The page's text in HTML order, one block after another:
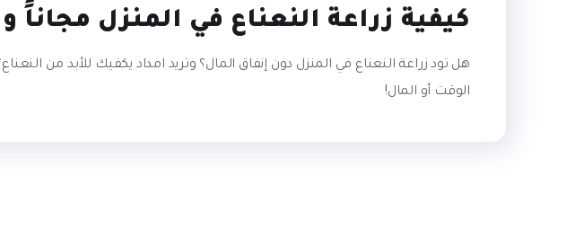
كيفية زراعة النعناع في المنزل مجاناً
هل تود زراعة النعناع في المنزل دون إنفاق المال؟ ‏وتريد امداد يكفيك للأبد من
الوقت أو المال! ‏